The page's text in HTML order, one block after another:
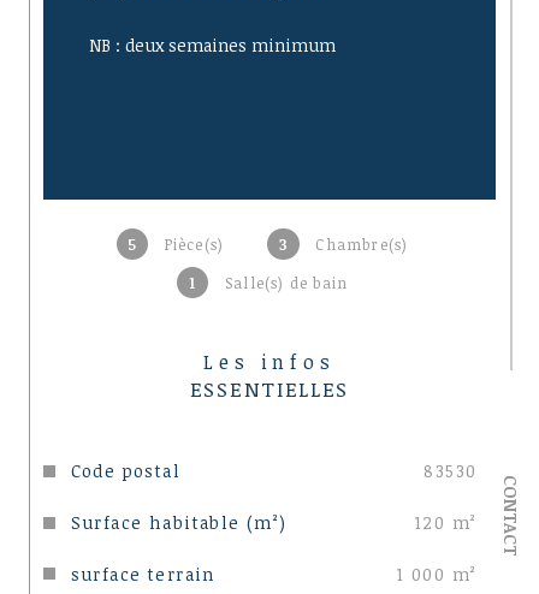
CONTACT
5 Pièce(s) 3
Chambre(s)
1
Salle(s) de bain
Les infos
ESSENTIELLES
Caractéristiques Valeurs
Code postal 83530
Surface habitable (m²) 120 m²
surface terrain 1 000 m²
NB : deux semaines minimum